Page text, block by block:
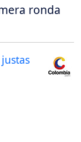
ronda